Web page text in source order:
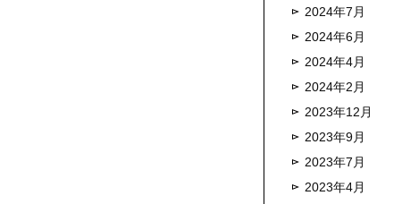
2024年7月
2024年6月
2024年4月
2024年2月
2023年12月
2023年9月
2023年7月
2023年4月